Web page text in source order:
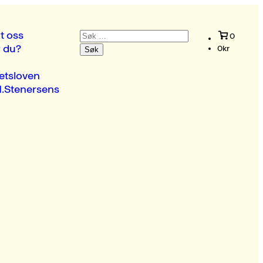
oss
du?
Søk
etter:
0
0kr